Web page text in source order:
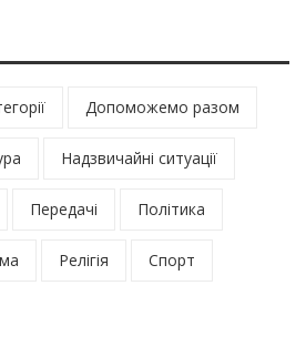
Допоможемо разом
Надзвичайні ситуації
Передачі Політика
Релігія Спорт